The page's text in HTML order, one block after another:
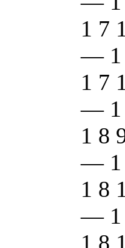
1 7
— 1
1 7
— 1
1 8
— 1
1 8
— 1
1 8